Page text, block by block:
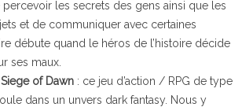
les secrets des gens ainsi que les
et de communiquer avec certaines
débute quand le héros de l’histoire décide
ses maux.
of Dawn : ce jeu d’action / RPG de type
dans un unvers dark fantasy. Nous y